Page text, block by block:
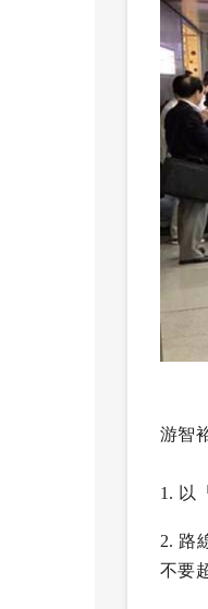
游智
1. 以
2. 路
不要